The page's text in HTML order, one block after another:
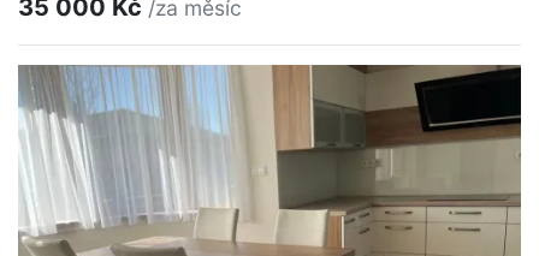
35 000 Kč /za měsíc